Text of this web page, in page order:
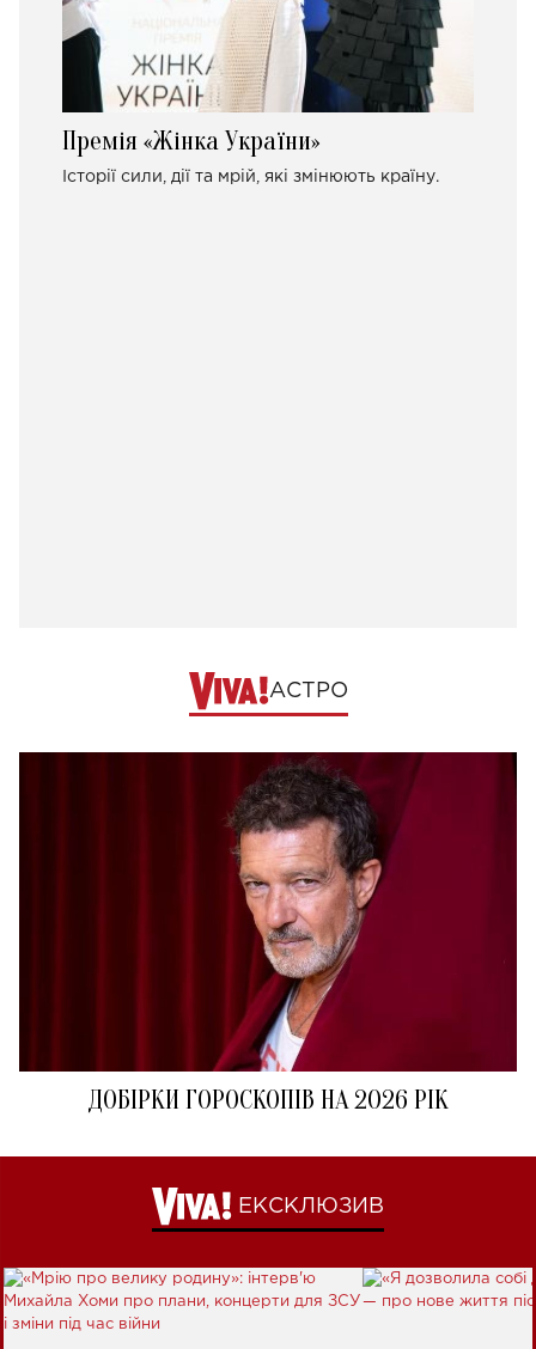
Премія «Жінка України»
Історії сили, дії та мрій, які змінюють країну.
АСТРО
ДОБІРКИ ГОРОСКОПІВ НА 2026 РІК
ЕКСКЛЮЗИВ